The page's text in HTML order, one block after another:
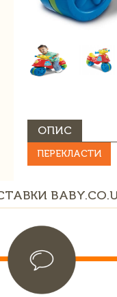
ОПИС
ПЕРЕКЛАСТИ